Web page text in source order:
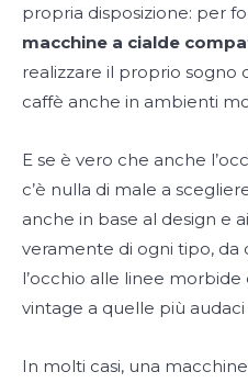
propria disposizione: per
macchine a cialde
realizzare il proprio sogno
caffè anche in ambienti
E se è vero che anche
c’è nulla di male a
anche in base al design e
veramente di ogni tipo, da
l’occhio alle linee
vintage a quelle più
In molti casi, una